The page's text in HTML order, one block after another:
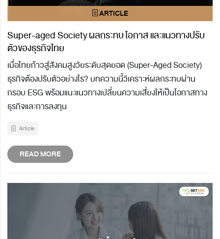
Super-aged Society ผลกระทบ โอกาส และแนวทางปรับ
ตัวของธุรกิจไทย
เมื่อไทยก้าวสู่สังคมสูงวัยระดับสุดยอด (Super-Aged Society)
ธุรกิจต้องปรับตัวอย่างไร? บทความนี้วิเคราะห์ผลกระทบผ่าน
กรอบ ESG พร้อมแนะแนวทางเปลี่ยนความเสี่ยงให้เป็นโอกาสทาง
ธุรกิจและการลงทุน
Article
READ MORE